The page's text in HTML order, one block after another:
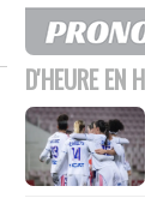
D'HEURE EN